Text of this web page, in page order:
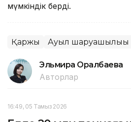
мүмкіндік берді.
Қаржы Ауыл шаруашылығы
Эльмира Оралбаева
Авторлар
16:49, 05 Тамыз 2026